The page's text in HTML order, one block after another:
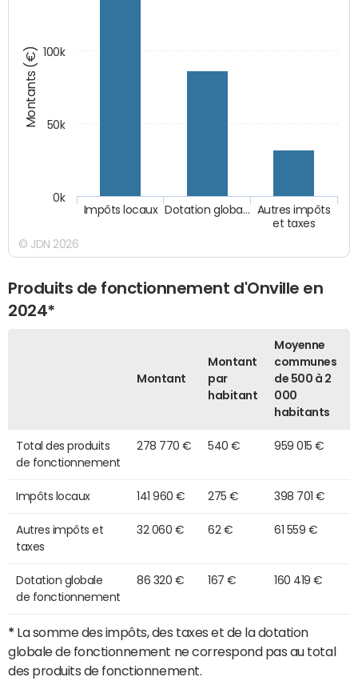
Montants (€)
Autres impôts
et taxes
Dotation globa…
Impôts locaux
0k
50k
100k
© JDN 2026
Produits de fonctionnement d'Onville en
2024*
Montant
Montant
par
habitant
Moyenne
communes
de 500 à 2
000
habitants
Total des produits
de fonctionnement
278 770 € 540 € 959 015 €
Impôts locaux 141 960 € 275 € 398 701 €
Autres impôts et
taxes
32 060 € 62 € 61 559 €
Dotation globale
de fonctionnement
86 320 € 167 € 160 419 €
* La somme des impôts, des taxes et de la dotation
globale de fonctionnement ne correspond pas au total
des produits de fonctionnement.